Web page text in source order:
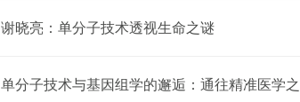
谢晓亮：单分子技术透视生命之谜
单分子技术与基因组学的邂逅：通往精准医学